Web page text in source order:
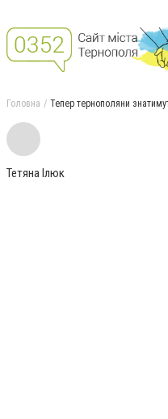
Головна Тепер тернополяни
Тетяна Ілюк